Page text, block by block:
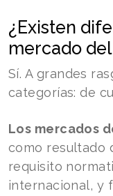
¿Existen
mercado
Sí. A grandes
categorías: de
Los mercados
como resultado
requisito
internacional, y